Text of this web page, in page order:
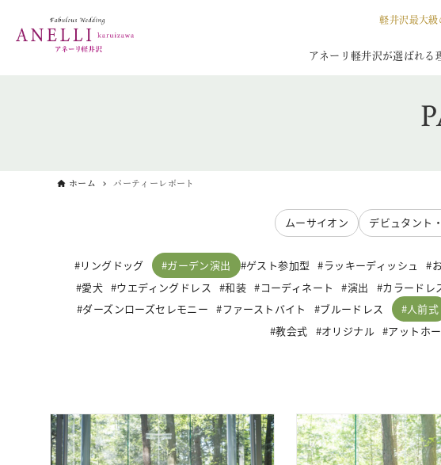
軽井沢最大級
アネーリ軽井沢が選ばれる
ホーム パーティーレポート
ムーサイオン デビュタント
リングドッグ ガーデン演出 ゲスト参加型 ラッキーディッシュ
愛犬
ウエディングドレス 和装 コーディネート 演出 カラードレ
ダーズンローズセレモニー
ファーストバイト ブルードレス 人前式
教会式
オリジナル アットホ